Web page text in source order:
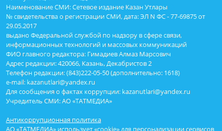
Наименование СМИ: Сетевое издание Казан Утлары
№ свидетельства о регистрации СМИ, дата: ЭЛ N ФС - 77-69875 от
29.05.2017
выдано Федеральной службой по надзору в сфере связи,
информационных технологий и массовых коммуникаций
ФИО главного редактора: Гимадиев Алмаз Марсович
Адрес редакции: 420066, Казань, Декабристов 2
Телефон редакции: (843)222-05-50 (дополнительно: 1618)
e-mail: kazanutlari@yandex.ru
Для сообщения о фактах коррупции: kazanutlari@yandex.ru
Учредитель СМИ: АО «ТАТМЕДИА»
Антикоррупционная политика
АО «ТАТМЕДИА» использует «cookie» для персонализации сервисов